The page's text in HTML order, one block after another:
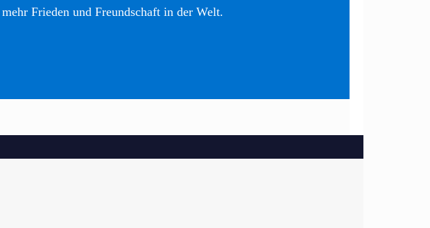
Frieden und Freundschaft in der Welt.